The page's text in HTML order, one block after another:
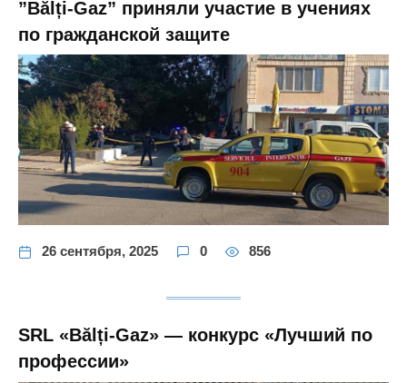
”Bălți-Gaz” приняли участие в учениях
по гражданской защите
26 сентября, 2025 0 856
SRL «Bălți-Gaz» — конкурс «Лучший по
профессии»